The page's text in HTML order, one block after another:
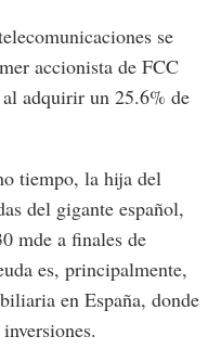
se
accionista de FCC
adquirir un 25.6% de
tiempo, la hija del
del gigante español,
mde a finales de
es, principalmente,
en España, donde